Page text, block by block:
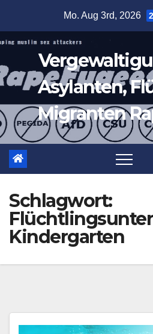
springen
Mo. Aug 3rd, 2026
Asylanten,
Migranten
Schlagwort:
Kindergarten